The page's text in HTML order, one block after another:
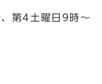
第4土曜日9時～